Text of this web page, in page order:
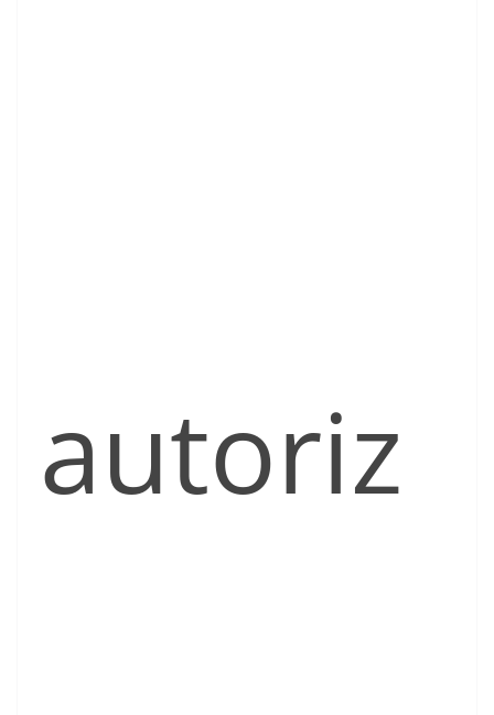
autoriz